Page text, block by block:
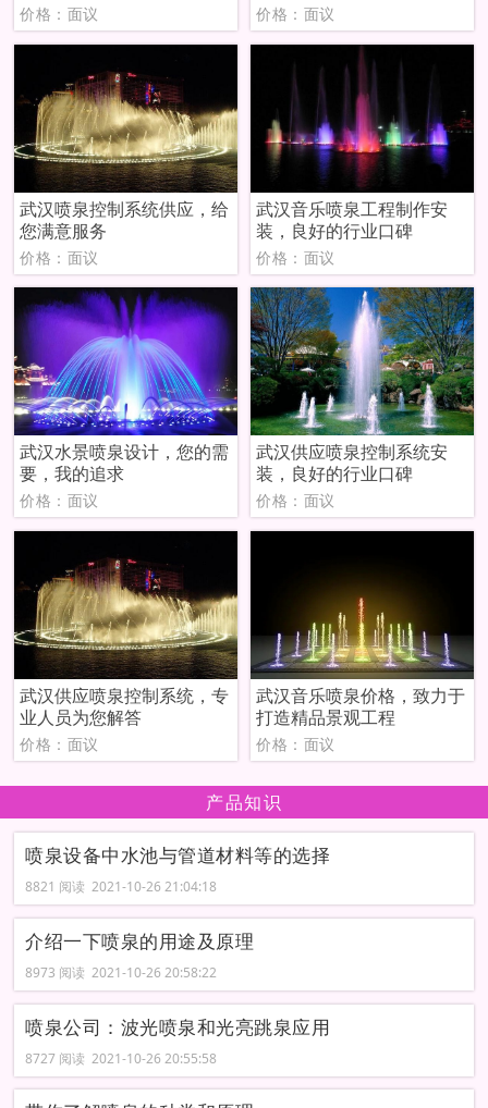
价格：面议 价格：面议
武汉喷泉控制系统供应，给
您满意服务
价格：面议
武汉音乐喷泉工程制作安
装，良好的行业口碑
价格：面议
武汉水景喷泉设计，您的需
要，我的追求
价格：面议
武汉供应喷泉控制系统安
装，良好的行业口碑
价格：面议
武汉供应喷泉控制系统，专
业人员为您解答
价格：面议
武汉音乐喷泉价格，致力于
打造精品景观工程
价格：面议
产品知识
喷泉设备中水池与管道材料等的选择
8821 阅读 2021-10-26 21:04:18
介绍一下喷泉的用途及原理
8973 阅读 2021-10-26 20:58:22
喷泉公司：波光喷泉和光亮跳泉应用
8727 阅读 2021-10-26 20:55:58